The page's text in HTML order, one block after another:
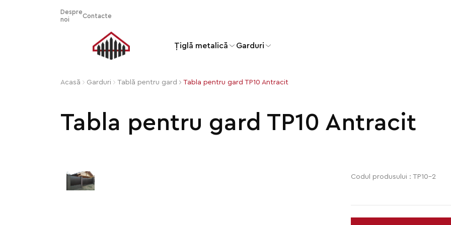
Despre
noi
Contacte
Țiglă metalică Garduri
Acasă Garduri Tablă pentru gard Tabla pentru gard TP10 Antracit
Tabla pentru gard TP10 Antracit
Codul produsului : TP10-2